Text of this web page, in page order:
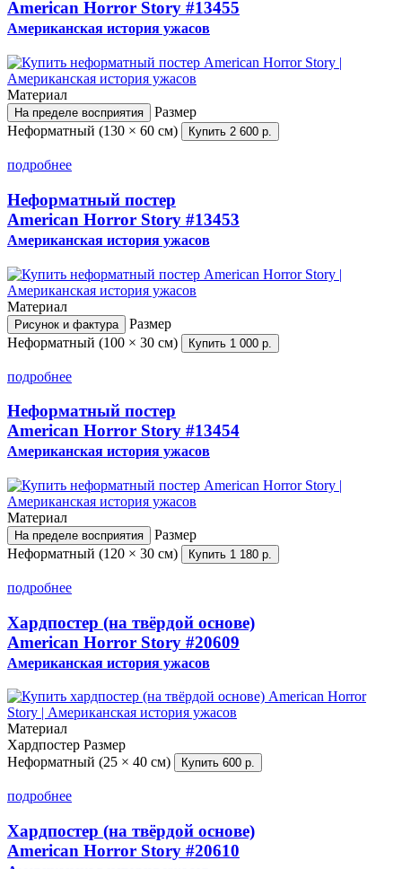
American Horror Story #13455
Американская история ужасов
Материал
На пределе восприятия
Размер
Неформатный (130 × 60 см)
Купить 2 600 р.
подробнее
Неформатный постер
American Horror Story #13453
Американская история ужасов
Материал
Рисунок и фактура
Размер
Неформатный (100 × 30 см)
Купить 1 000 р.
подробнее
Неформатный постер
American Horror Story #13454
Американская история ужасов
Материал
На пределе восприятия
Размер
Неформатный (120 × 30 см)
Купить 1 180 р.
подробнее
Хардпостер (на твёрдой основе)
American Horror Story #20609
Американская история ужасов
Материал
Хардпостер Размер
Неформатный (25 × 40 см)
Купить 600 р.
подробнее
Хардпостер (на твёрдой основе)
American Horror Story #20610